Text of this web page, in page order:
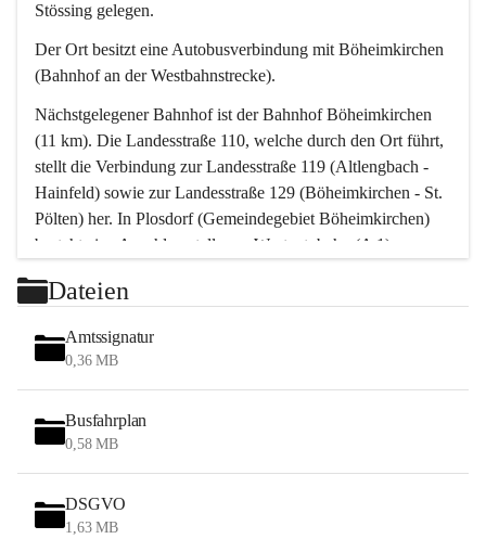
Stössing gelegen.
Der Ort besitzt eine Autobusverbindung mit Böheimkirchen
(Bahnhof an der Westbahnstrecke).
Nächstgelegener Bahnhof ist der Bahnhof Böheimkirchen
(11 km). Die Landesstraße 110, welche durch den Ort führt,
stellt die Verbindung zur Landesstraße 119 (Altlengbach -
Hainfeld) sowie zur Landesstraße 129 (Böheimkirchen - St.
Pölten) her. In Plosdorf (Gemeindegebiet Böheimkirchen)
besteht eine Anschlussstelle zur Westautobahn (A 1).
Wien erreicht man in ca. 45 Minuten.
Stössing zählt noch zum Naherholungsraum Wien sowie
zum Naherholungsraum St. Pölten. Viele Bauernhöfe hatten
„ihre Wiener“. Seit 1960 bauten viele Wiener
Wochenendhäuser im Gemeindegebiet. Wegen des
waldreichen Jagdgebietes haben viele Jagdpächter ihre
Das Wandern ist aus touristischer Sicht die bedeutendste
Tätigkeit. Das hügelige Gebiet mit Wanderwegen durch
Dateien
Amtssignatur
0,36 MB
Busfahrplan
0,58 MB
DSGVO
1,63 MB